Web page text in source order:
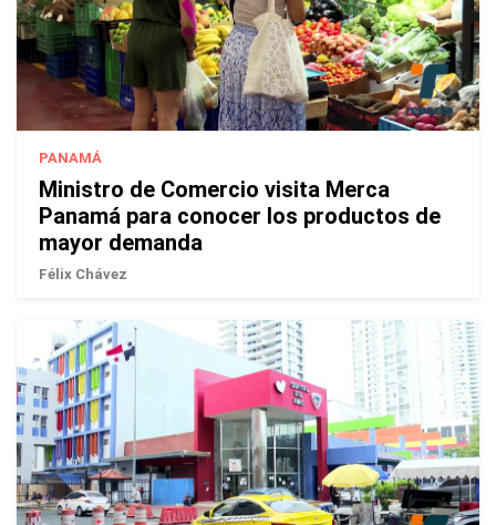
PANAMÁ
Ministro de Comercio visita Merca
Panamá para conocer los productos de
mayor demanda
Félix Chávez